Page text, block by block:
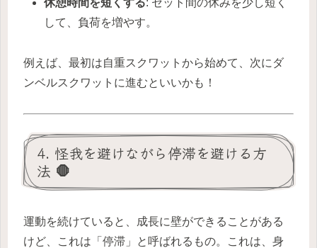
休憩時間を短くする: セット間の休みを少し短く
して、負荷を増やす。
例えば、最初は自重スクワットから始めて、次にダ
ンベルスクワットに進むといいかも！
4. 怪我を避けながら停滞を避ける方
法 🛑
運動を続けていると、成長に壁ができることがある
けど、これは「停滞」と呼ばれるもの。これは、身